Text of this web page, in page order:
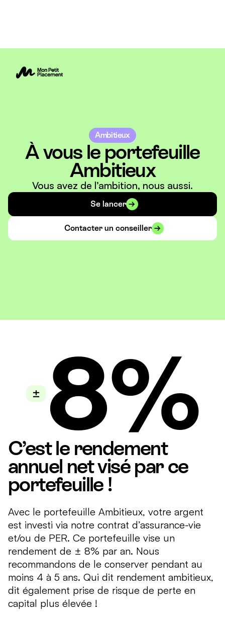
Ambitieux
À vous le portefeuille
Ambitieux
Vous avez de l’ambition, nous aussi.
Se lancer
Contacter un conseiller
± 8%
C’est le rendement
annuel net visé par ce
portefeuille !
Avec le portefeuille Ambitieux, votre argent
est investi via notre contrat d’assurance-vie
et/ou de PER. Ce portefeuille vise un
rendement de ± 8% par an. Nous
recommandons de le conserver pendant au
moins 4 à 5 ans. Qui dit rendement ambitieux,
dit également prise de risque de perte en
capital plus élevée !